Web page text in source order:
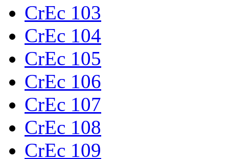
CrEc 103
CrEc 104
CrEc 105
CrEc 106
CrEc 107
CrEc 108
CrEc 109